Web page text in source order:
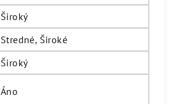
Široký
Stredné, Široké
Široký
Áno